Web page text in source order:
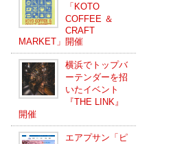
「KOTO
COFFEE ＆
CRAFT
MARKET」開催
横浜でトップバ
ーテンダーを招
いたイベント
『THE LINK』
開催
エアプサン「ピ